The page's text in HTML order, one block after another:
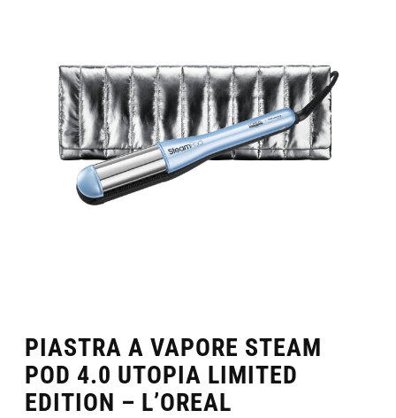
PIASTRA A VAPORE STEAM
POD 4.0 UTOPIA LIMITED
EDITION – L’OREAL